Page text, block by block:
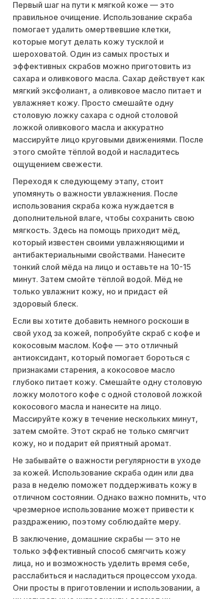
Первый шаг на пути к мягкой коже — это
правильное очищение. Использование скраба
помогает удалить омертвевшие клетки,
которые могут делать кожу тусклой и
шероховатой. Один из самых простых и
эффективных скрабов можно приготовить из
сахара и оливкового масла. Сахар действует как
мягкий эксфолиант, а оливковое масло питает и
увлажняет кожу. Просто смешайте одну
столовую ложку сахара с одной столовой
ложкой оливкового масла и аккуратно
массируйте лицо круговыми движениями. После
этого смойте тёплой водой и насладитесь
ощущением свежести.
Переходя к следующему этапу, стоит
упомянуть о важности увлажнения. После
использования скраба кожа нуждается в
дополнительной влаге, чтобы сохранить свою
мягкость. Здесь на помощь приходит мёд,
который известен своими увлажняющими и
антибактериальными свойствами. Нанесите
тонкий слой мёда на лицо и оставьте на 10-15
минут. Затем смойте тёплой водой. Мёд не
только увлажнит кожу, но и придаст ей
здоровый блеск.
Если вы хотите добавить немного роскоши в
свой уход за кожей, попробуйте скраб с кофе и
кокосовым маслом. Кофе — это отличный
антиоксидант, который помогает бороться с
признаками старения, а кокосовое масло
глубоко питает кожу. Смешайте одну столовую
ложку молотого кофе с одной столовой ложкой
кокосового масла и нанесите на лицо.
Массируйте кожу в течение нескольких минут,
затем смойте. Этот скраб не только смягчит
кожу, но и подарит ей приятный аромат.
Не забывайте о важности регулярности в уходе
за кожей. Использование скраба один или два
раза в неделю поможет поддерживать кожу в
отличном состоянии. Однако важно помнить, что
чрезмерное использование может привести к
раздражению, поэтому соблюдайте меру.
В заключение, домашние скрабы — это не
только эффективный способ смягчить кожу
лица, но и возможность уделить время себе,
расслабиться и насладиться процессом ухода.
Они просты в приготовлении и использовании, а